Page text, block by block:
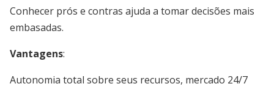
Conhecer prós e contras ajuda a tomar decisões mais
embasadas.
Vantagens:
Autonomia total sobre seus recursos, mercado 24/7